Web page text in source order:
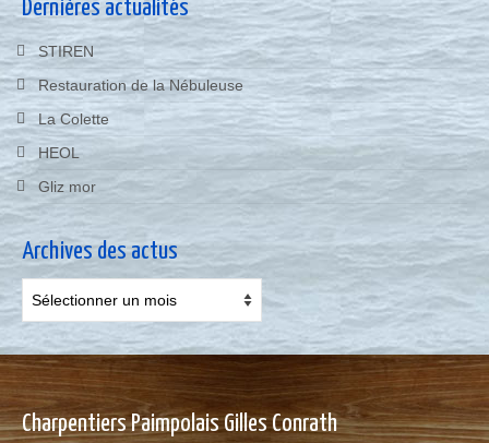
Dernières actualités
STIREN
Restauration de la Nébuleuse
La Colette
HEOL
Gliz mor
Archives des actus
des
actus
Charpentiers Paimpolais Gilles Conrath